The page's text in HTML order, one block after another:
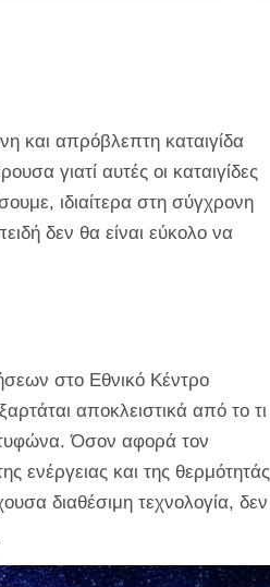
και απρόβλεπτη καταιγίδα
γιατί αυτές οι καταιγίδες
ιδιαίτερα στη σύγχρονη
δεν θα είναι εύκολο να
στο Εθνικό Κέντρο
αποκλειστικά από το τι
τυφώνα. Όσον αφορά τον
ενέργειας και της θερμότητάς
διαθέσιμη τεχνολογία, δεν